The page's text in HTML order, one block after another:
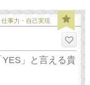
仕事力・自己実現
」と言える貴